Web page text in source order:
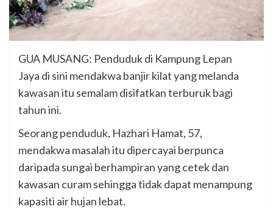
GUA MUSANG: Penduduk di Kampung Lepan
Jaya di sini mendakwa banjir kilat yang melanda
kawasan itu semalam disifatkan terburuk bagi
tahun ini.
Seorang penduduk, Hazhari Hamat, 57,
mendakwa masalah itu dipercayai berpunca
daripada sungai berhampiran yang cetek dan
kawasan curam sehingga tidak dapat menampung
kapasiti air hujan lebat.